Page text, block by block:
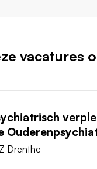
vacatures
Drenthe